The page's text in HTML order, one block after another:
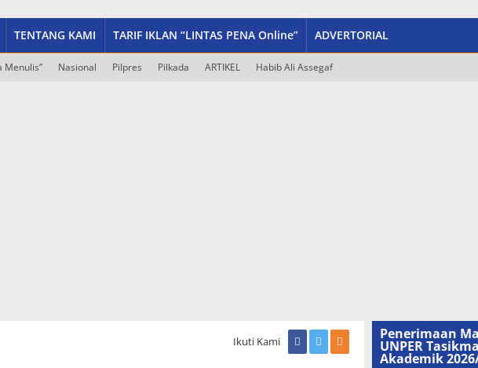
TENTANG KAMI TARIF IKLAN “LINTAS PENA Online” ADVERTORIAL
Menulis” Nasional Pilpres Pilkada ARTIKEL Habib Ali Assegaf
Ikuti Kami Penerimaan
UNPER
Akademik